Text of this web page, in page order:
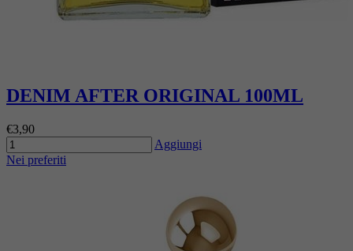
DENIM AFTER ORIGINAL 100ML
€3,90
Aggiungi
Nei preferiti